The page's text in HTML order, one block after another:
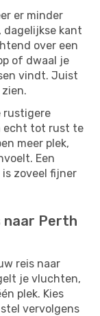
er minder
kant
over een
of dwaal je
vindt. Juist
rustigere
echt tot rust te
meer plek,
Een
zoveel fijner
naar Perth
reis naar
je vluchten,
plek. Kies
vervolgens